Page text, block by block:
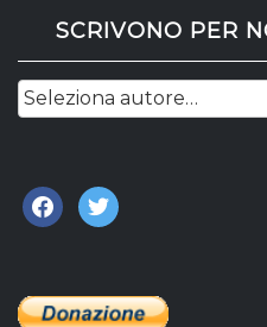
SCRIVONO PER
facebook
twitter